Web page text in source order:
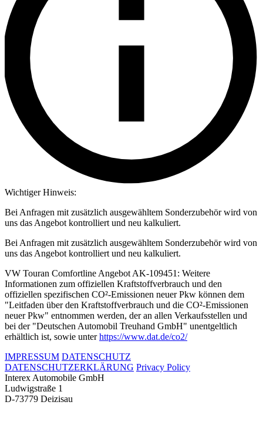
Wichtiger Hinweis:
Bei Anfragen mit zusätzlich ausgewähltem Sonderzubehör wird von
uns das Angebot kontrolliert und neu kalkuliert.
Bei Anfragen mit zusätzlich ausgewähltem Sonderzubehör wird von
uns das Angebot kontrolliert und neu kalkuliert.
VW Touran Comfortline Angebot AK-109451: Weitere
Informationen zum offiziellen Kraftstoffverbrauch und den
offiziellen spezifischen CO²-Emissionen neuer Pkw können dem
"Leitfaden über den Kraftstoffverbrauch und die CO²-Emissionen
neuer Pkw" entnommen werden, der an allen Verkaufsstellen und
bei der "Deutschen Automobil Treuhand GmbH" unentgeltlich
erhältlich ist, sowie unterhttps://www.dat.de/co2/
IMPRESSUM DATENSCHUTZ
DATENSCHUTZERKLÄRUNG Privacy Policy
Interex Automobile GmbH
Ludwigstraße 1
D-73779 Deizisau